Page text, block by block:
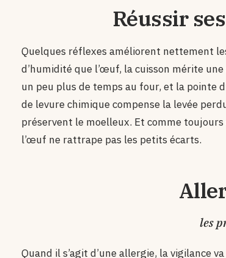
Réussir
Quelques réflexes améliorent nettement
d’humidité que l’œuf, la cuisson mérite
un peu plus de temps au four, et la pointe
de levure chimique compense la levée
préservent le moelleux. Et comme
l’œuf ne rattrape pas les petits écarts.
les
Quand il s’agit d’une allergie, la vigilance